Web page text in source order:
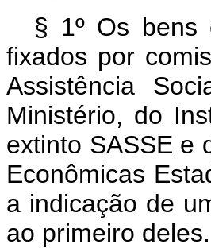
§ 1º Os bens
fixados por
Assistência
Ministério, do
extinto SASSE e
Econômicas
a indicação de
ao primeiro deles.